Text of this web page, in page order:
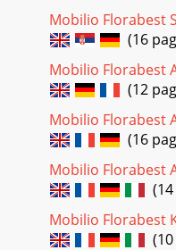
Mobilio Florabest
(16
Mobilio Florabest
(12
Mobilio Florabest
(16
Mobilio Florabest
Mobilio Florabest